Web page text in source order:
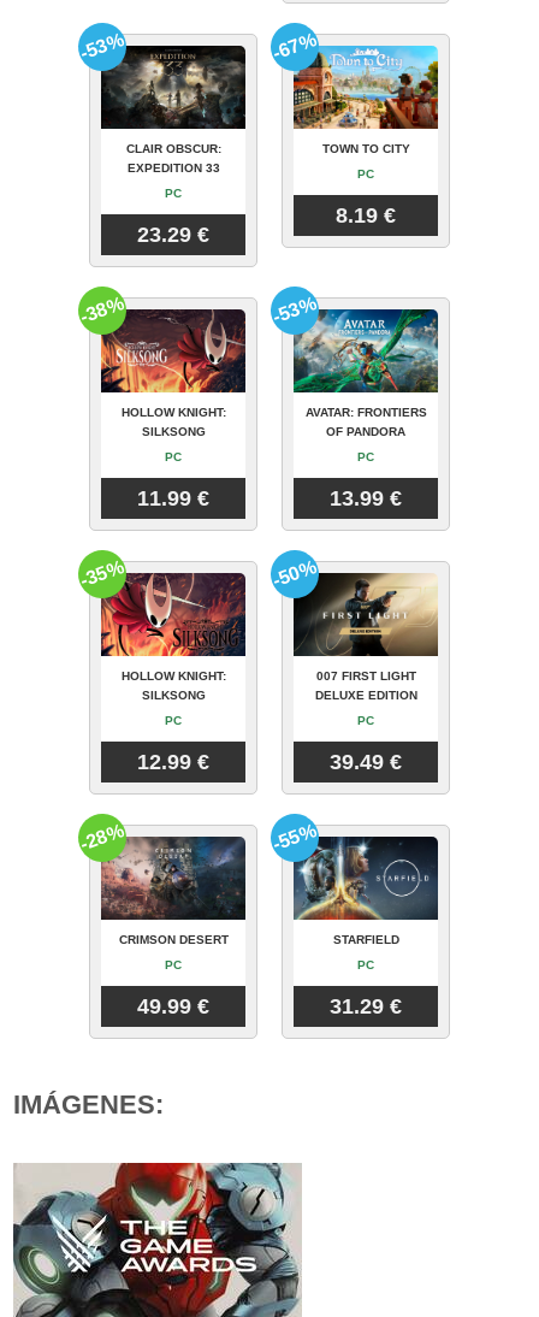
CLAIR OBSCUR:
EXPEDITION 33
PC
23.29 €
-53%
TOWN TO CITY
PC
8.19 €
-67%
HOLLOW KNIGHT:
SILKSONG
PC
11.99 €
-38%
AVATAR: FRONTIERS
OF PANDORA
PC
13.99 €
-53%
HOLLOW KNIGHT:
SILKSONG
PC
12.99 €
-35%
007 FIRST LIGHT
DELUXE EDITION
PC
39.49 €
-50%
CRIMSON DESERT
PC
49.99 €
-28%
STARFIELD
PC
31.29 €
-55%
IMÁGENES: